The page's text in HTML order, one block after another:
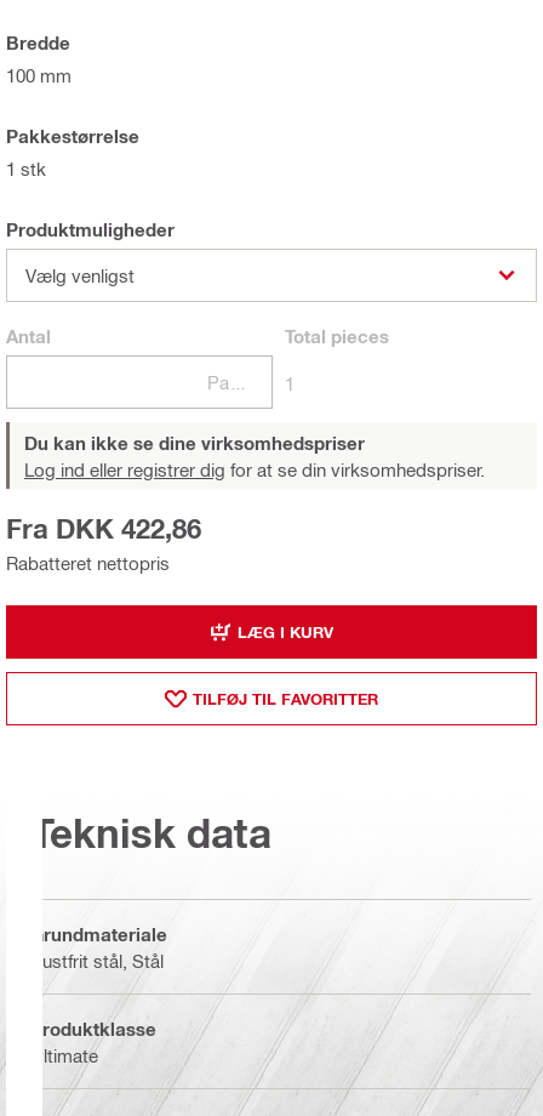
Bredde
100 mm
Pakkestørrelse
1 stk
Produktmuligheder
Vælg venligst
Antal Total pieces
1
Du kan ikke se dine virksomhedspriser
Log ind eller registrer dig for at se din virksomhedspriser.
Rabatteret nettopris
Fra DKK 422,86
LÆG I KURV
TILFØJ TIL FAVORITTER
Teknisk data
Grundmateriale
Rustfrit stål, Stål
Produktklasse
Ultimate